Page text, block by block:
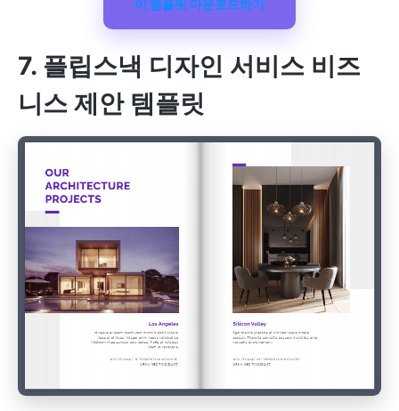
이 템플릿 다운로드하기
7. 플립스낵 디자인 서비스 비즈
니스 제안 템플릿